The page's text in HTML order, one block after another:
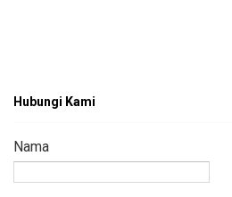
Hubungi Kami
Nama